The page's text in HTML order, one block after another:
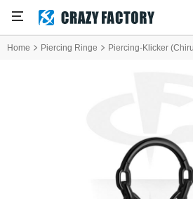
Home Piercing Ringe Piercing-Klicker